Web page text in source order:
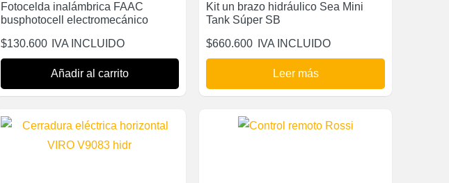
Fotocelda inalámbrica FAAC
busphotocell electromecánico
$130.600 IVA INCLUIDO
Añadir al carrito
Kit un brazo hidráulico Sea Mini
Tank Súper SB
$660.600 IVA INCLUIDO
Leer más